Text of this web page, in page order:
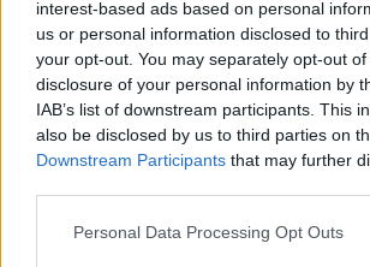
interest-based ads based on personal
us or personal information disclosed to
your opt-out. You may separately opt-out
disclosure of your personal information by
IAB’s list of downstream participants. This
also be disclosed by us to third parties on
Downstream Participants that may further
Personal Data Processing Opt Outs
κανείς να αναρωτηθεί αυτό το
εκπρόσωποι αυτού της εποχής,
πραγματικά την Ελλάδα από ένα
πνευματικό περιβάλλον και
σύμπαν, έναν άλλο κόσμο μέσα σε